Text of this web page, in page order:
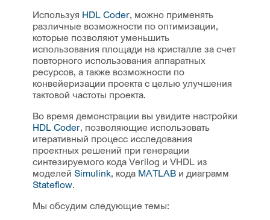
Используя HDL Coder, можно применять
различные возможности по оптимизации,
которые позволяют уменьшить
использования площади на кристалле за счет
повторного использования аппаратных
ресурсов, а также возможности по
конвейеризации проекта с целью улучшения
тактовой частоты проекта.
Во время демонстрации вы увидите настройки
HDL Coder, позволяющие использовать
итеративный процесс исследования
проектных решений при генерации
синтезируемого кода Verilog и VHDL из
моделей Simulink, кода MATLAB и диаграмм
Stateflow.
Мы обсудим следующие темы: